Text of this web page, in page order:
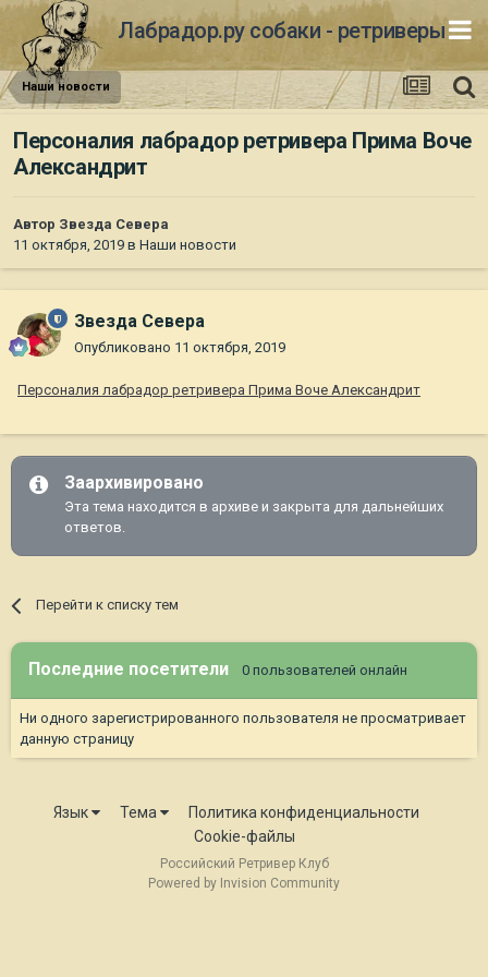
Лабрадор.ру собаки - ретриверы
Наши новости
Персоналия лабрадор ретривера Прима Воче
Александрит
Автор Звезда Севера
11 октября, 2019 в Наши новости
Звезда Севера
Опубликовано 11 октября, 2019
Персоналия лабрадор ретривера Прима Воче Александрит
Заархивировано
Эта тема находится в архиве и закрыта для дальнейших
ответов.
Перейти к списку тем
Последние посетители 0 пользователей онлайн
Ни одного зарегистрированного пользователя не просматривает
данную страницу
Язык Тема
Политика конфиденциальности
Cookie-файлы
Российский Ретривер Клуб
Powered by Invision Community